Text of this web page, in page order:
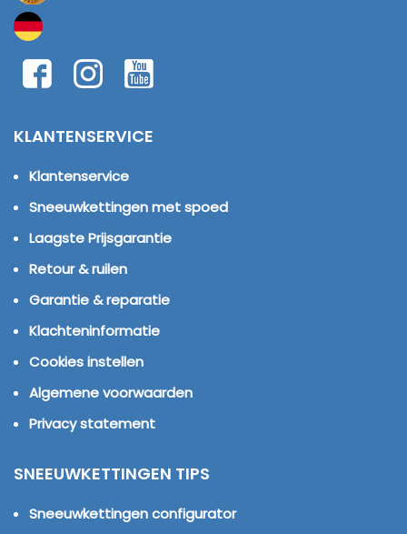
KLANTENSERVICE
Klantenservice
Sneeuwkettingen met spoed
Laagste Prijsgarantie
Retour & ruilen
Garantie & reparatie
Klachteninformatie
Cookies instellen
Algemene voorwaarden
Privacy statement
SNEEUWKETTINGEN TIPS
Sneeuwkettingen configurator